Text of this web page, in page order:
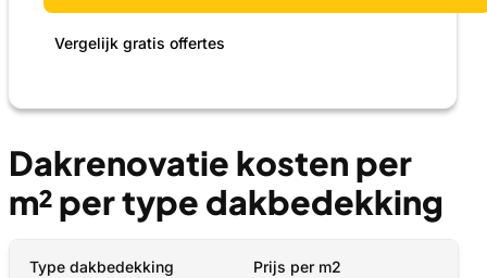
Vergelijk gratis offertes
Dakrenovatie kosten per
m² per type dakbedekking
Type dakbedekking Prijs per m2